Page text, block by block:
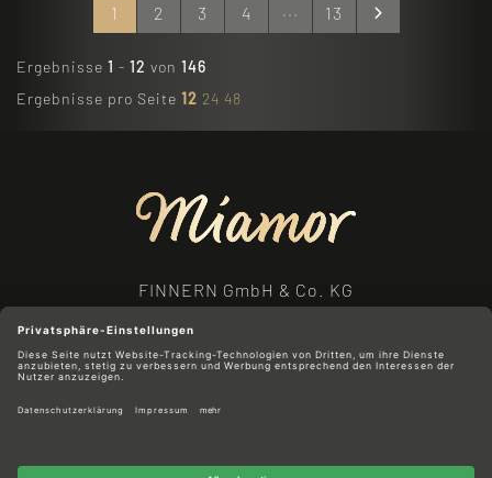
1 2 3 4 13
Ergebnisse 1 - 12 von 146
Ergebnisse pro Seite 12 24 48
FINNERN GmbH & Co. KG
Bahnhofstraße 11
27283 Verden
Telefon: +49 42 31 / 92 67 - 0
E-Mail: info@finnern.de